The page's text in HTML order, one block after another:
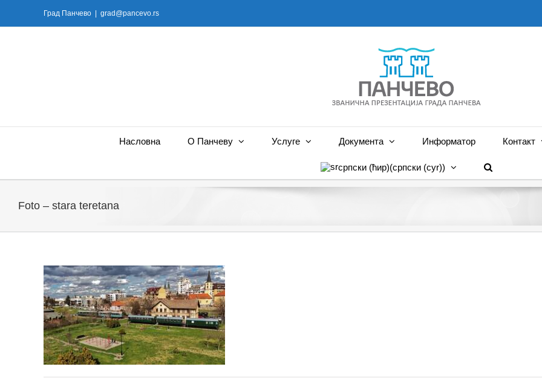
Град Панчево grad@pancevo.rs
Насловна О Панчеву Услуге Документа Информатор Контакт
српски (ћир)(српски (cyr))
Foto – stara teretana